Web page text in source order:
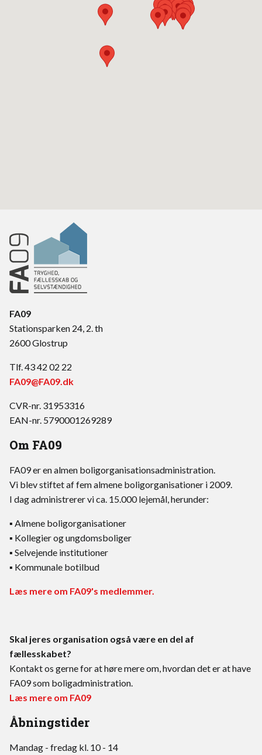
FA09
Stationsparken 24, 2. th
2600 Glostrup
Tlf. 43 42 02 22
FA09@FA09.dk
CVR-nr. 31953316
EAN-nr. 5790001269289
Om FA09
FA09 er en almen boligorganisationsadministration.
Vi blev stiftet af fem almene boligorganisationer i 2009.
I dag administrerer vi ca. 15.000 lejemål, herunder:
▪ Almene boligorganisationer
▪ Kollegier og ungdomsboliger
▪ Selvejende institutioner
▪ Kommunale botilbud
Læs mere om FA09's medlemmer.
Skal jeres organisation også være en del af
fællesskabet?
Kontakt os gerne for at høre mere om, hvordan det er at have
FA09 som boligadministration.
Læs mere om FA09
Åbningstider
Mandag - fredag kl. 10 - 14